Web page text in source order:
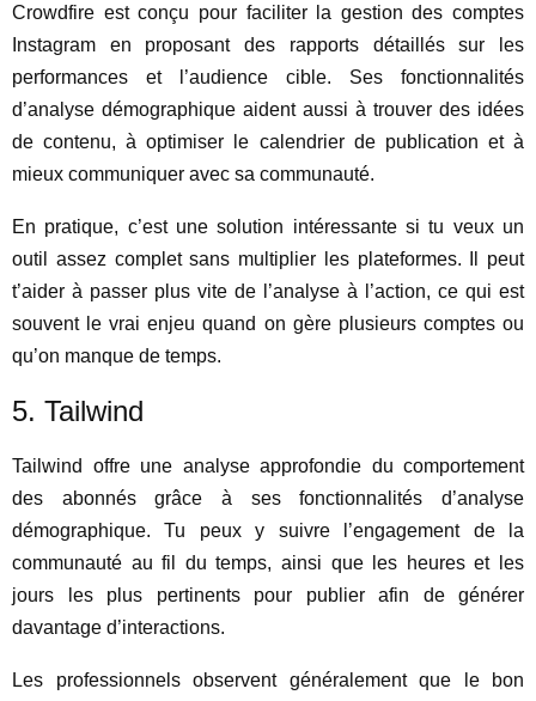
Crowdfire est conçu pour faciliter la gestion des comptes
Instagram en proposant des rapports détaillés sur les
performances et l’audience cible. Ses fonctionnalités
d’analyse démographique aident aussi à trouver des idées
de contenu, à optimiser le calendrier de publication et à
mieux communiquer avec sa communauté.
En pratique, c’est une solution intéressante si tu veux un
outil assez complet sans multiplier les plateformes. Il peut
t’aider à passer plus vite de l’analyse à l’action, ce qui est
souvent le vrai enjeu quand on gère plusieurs comptes ou
qu’on manque de temps.
5. Tailwind
Tailwind offre une analyse approfondie du comportement
des abonnés grâce à ses fonctionnalités d’analyse
démographique. Tu peux y suivre l’engagement de la
communauté au fil du temps, ainsi que les heures et les
jours les plus pertinents pour publier afin de générer
davantage d’interactions.
Les professionnels observent généralement que le bon